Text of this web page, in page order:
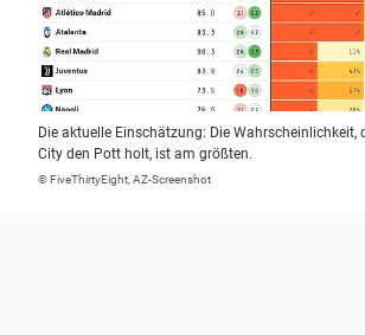
Die aktuelle Einschätzung: Die Wahrscheinlichkeit,
City den Pott holt, ist am größten.
© FiveThirtyEight, AZ-Screenshot